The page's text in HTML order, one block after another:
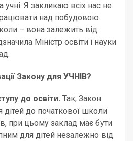
учні. Я закликаю всіх нас не
над побудовою
– вона залежить від
Міністр освіти і науки
Закону для УЧНІВ?
до освіти. Так, Закон
дітей до початкової школи
при цьому заклад має бути
для дітей незалежно від